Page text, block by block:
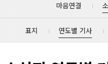
마음연결
표지 연도별 기사